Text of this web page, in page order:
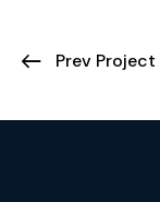
Prev Project